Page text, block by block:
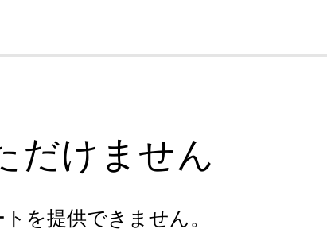
だけません
を提供できません。